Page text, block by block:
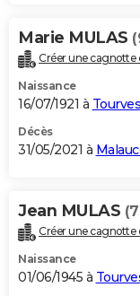
Marie MULAS
Créer une cagnotte
Naissance
16/07/1921 à Tourves
Décès
31/05/2021 à
Jean MULAS
Créer une cagnotte
Naissance
01/06/1945 à